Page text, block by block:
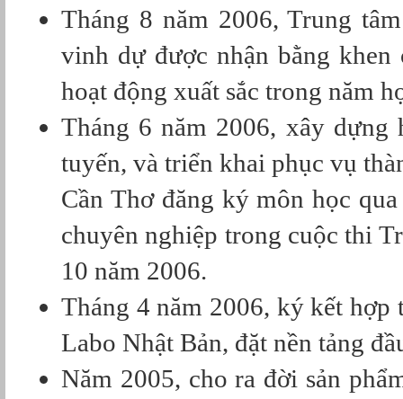
Tháng 8 năm 2006, Trung
vinh dự được nhận bằng
hoạt động xuất sắc trong năm
Tháng 6 năm 2006, xây
tuyến, và triển khai phục vụ
Cần Thơ đăng ký môn học
chuyên nghiệp trong cuộc thi
10 năm 2006.
Tháng 4 năm 2006, ký kết
Labo Nhật Bản, đặt nền tảng
Năm 2005, cho ra đời sản